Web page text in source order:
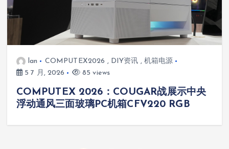
lan COMPUTEX2026 , DIY资讯 ,机箱电源
5 7 月, 2026
85 views
COMPUTEX 2026：COUGAR战展示中央
浮动通风三面玻璃PC机箱CFV220 RGB